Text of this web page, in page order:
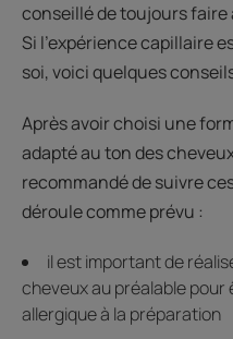
conseillé de toujours
Si l’expérience capillaire
soi, voici quelques
Après avoir choisi une
adapté au ton des
recommandé de suivre
déroule comme prévu :
il est important de
cheveux au préalable pour
allergique à la préparation